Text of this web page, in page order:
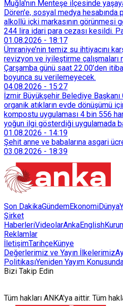
Muğla'nın Menteşe ilçesinde
Dören'e, sosyal medya hesabında
alkollü içki markasının görünmesi
244 lira idari para cezası kesildi.
taşımadığını savunan Dören,
başvurdu.
01.08.2026 - 18:17
Ümraniye’nin temiz su ihtiyacını
revizyon ve iyileştirme
Çarşamba günü saat 22.00’den
boyunca su verilemeyecek.
04.08.2026 - 15:27
İzmir Büyükşehir Belediye Başkanı
organik atıkların evde dönüşümü
kompostu uygulaması 4 bin 556
yoğun ilgi gösterdiği uygulamada
Tarımsal Hizmetler Dairesi
128 bokaşi kompost eğitimi
sürdürülebilir atık yönetimi
01.08.2026 - 14:19
Şehit anne ve babalarına asgari
03.08.2026 - 18:39
Son DakikaGündemEkonomiDünya
Şirket
HaberleriVideolarAnkaEnglish
Reklamlar
İletişimTarihçeKünye
Değerlerimiz ve Yayın İlkelerimiz
PolitikasıYeniden Yayım
Bizi Takip Edin
Tüm hakları ANKA'ya aittir. Tüm